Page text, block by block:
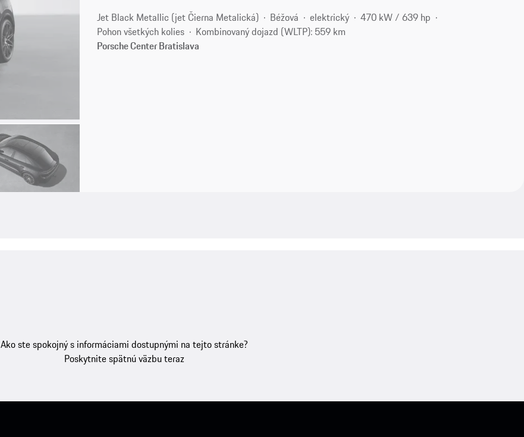
Jet Black Metallic (jet Čierna Metalická) Béžová elektrický
470 kW / 639 hp
Pohon všetkých kolies
Kombinovaný dojazd (WLTP): 559 km
Porsche Center Bratislava
Ako ste spokojný s informáciami dostupnými na tejto stránke?
Poskytnite spätnú väzbu teraz